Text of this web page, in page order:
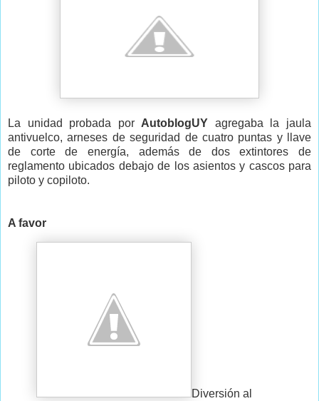
La unidad probada porAutoblogUY agregaba la jaula
antivuelco, arneses de seguridad de cuatro puntas y llave
de corte de energía, además de dos extintores de
reglamento ubicados debajo de los asientos y cascos para
piloto y copiloto.
A favor
Diversión al